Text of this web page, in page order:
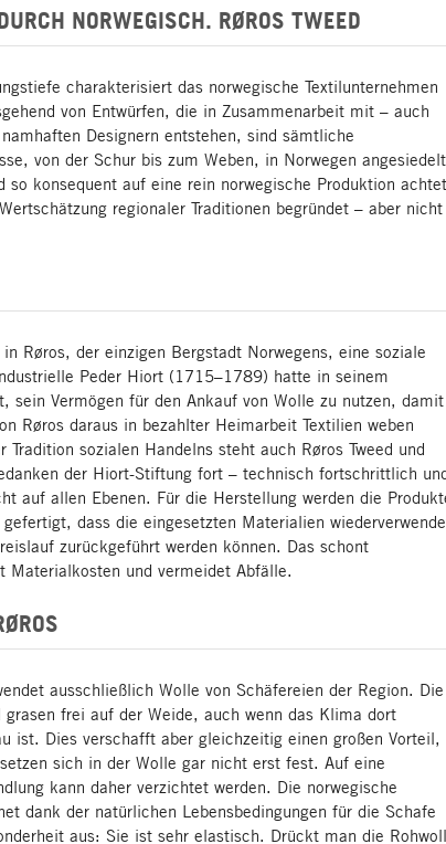
NORWEGISCH. RØROS TWEED
charakterisiert das norwegische Textilunternehmen
von Entwürfen, die in Zusammenarbeit mit – auch
Designern entstehen, sind sämtliche
von der Schur bis zum Weben, in Norwegen
so konsequent auf eine rein norwegische Produktion
regionaler Traditionen begründet – aber nicht
Røros, der einzigen Bergstadt Norwegens, eine soziale
Peder Hiort (1715–1789) hatte in seinem
sein Vermögen für den Ankauf von Wolle zu nutzen, damit
Røros daraus in bezahlter Heimarbeit Textilien weben
Tradition sozialen Handelns steht auch Røros Tweed und
der Hiort-Stiftung fort – technisch fortschrittlich
auf allen Ebenen. Für die Herstellung werden die
dass die eingesetzten Materialien
zurückgeführt werden können. Das schont
Materialkosten und vermeidet Abfälle.
ausschließlich Wolle von Schäfereien der Region. Die
grasen frei auf der Weide, auch wenn das Klima dort
ist. Dies verschafft aber gleichzeitig einen großen Vorteil,
sich in der Wolle gar nicht erst fest. Auf eine
kann daher verzichtet werden. Die norwegische
dank der natürlichen Lebensbedingungen für die Schafe
aus: Sie ist sehr elastisch. Drückt man die